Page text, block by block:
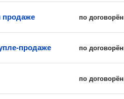
по
продаже
по
продаже
по